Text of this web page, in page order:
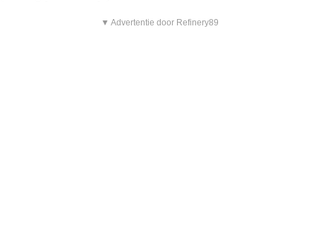
▼ Advertentie door Refinery89